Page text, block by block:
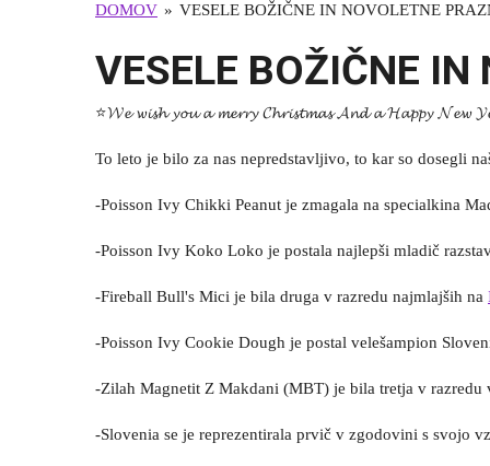
DOMOV » VESELE BOŽIČNE IN NOVOLETNE
VESELE BOŽIČNE
⭐𝓦𝓮 𝔀𝓲𝓼𝓱 𝔂𝓸𝓾 𝓪 𝓶𝓮𝓻𝓻𝔂 𝓒𝓱𝓻𝓲𝓼𝓽𝓶𝓪𝓼 𝓐𝓷𝓭 𝓪 𝓗𝓪𝓹𝓹𝔂 𝓝𝓮𝔀
To leto je bilo za nas nepredstavljivo, to kar so dosegli
-Poisson Ivy Chikki Peanut je zmagala na specialkina
-Poisson Ivy Koko Loko je postala najlepši mladič
-Fireball Bull's Mici je bila druga v razredu najmlajših na
-Poisson Ivy Cookie Dough je postal velešampion
-Zilah Magnetit Z Makdani (MBT) je bila tretja v
-Slovenia se je reprezentirala prvič v zgodovini s svojo